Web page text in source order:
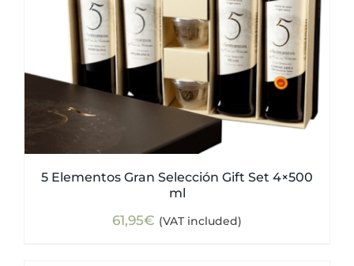
5 Elementos Gran Selección Gift Set 4×500
ml
61,95€ (VAT included)